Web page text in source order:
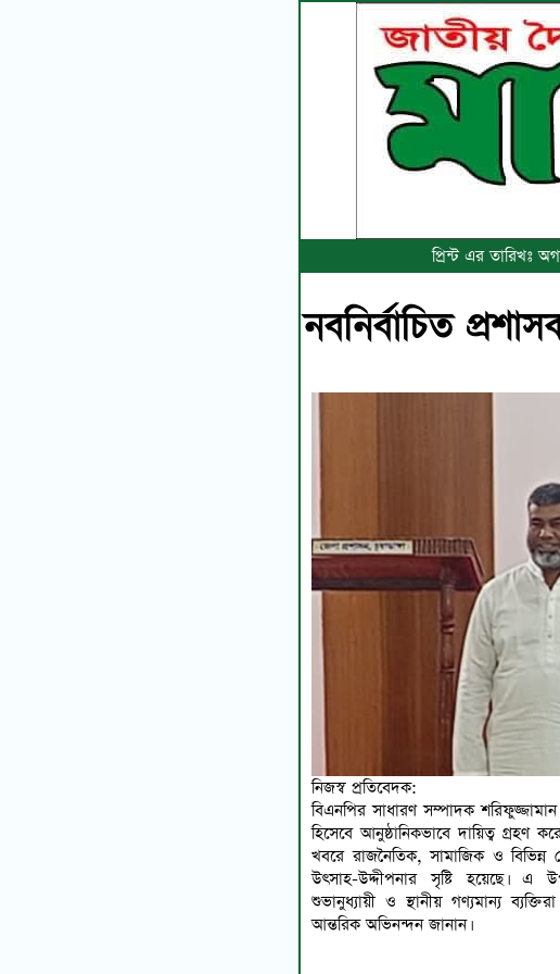
প্রিন্ট এর তারিখঃ
নবনির্বাচিত
নিজস্ব প্রতিবেদক:
বিএনপির সাধারণ সম্পাদক শরিফুজ্জামান
হিসেবে আনুষ্ঠানিকভাবে দায়িত্ব গ্রহণ
খবরে রাজনৈতিক, সামাজিক ও বিভিন্ন
উৎসাহ-উদ্দীপনার সৃষ্টি হয়েছে। এ
শুভানুধ্যায়ী ও স্থানীয় গণ্যমান্য
আন্তরিক অভিনন্দন জানান।